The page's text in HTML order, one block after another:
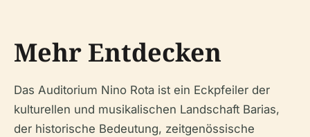
Mehr Entdecken
Das Auditorium Nino Rota ist ein Eckpfeiler der
kulturellen und musikalischen Landschaft Barias,
der historische Bedeutung, zeitgenössische